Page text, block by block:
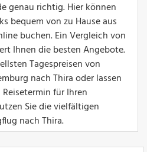
genau richtig. Hier können
bequem von zu Hause aus
buchen. Ein Vergleich von
Ihnen die besten Angebote.
Tagespreisen von
nach Thira oder lassen
für Ihren
Sie die vielfältigen
nach Thira.